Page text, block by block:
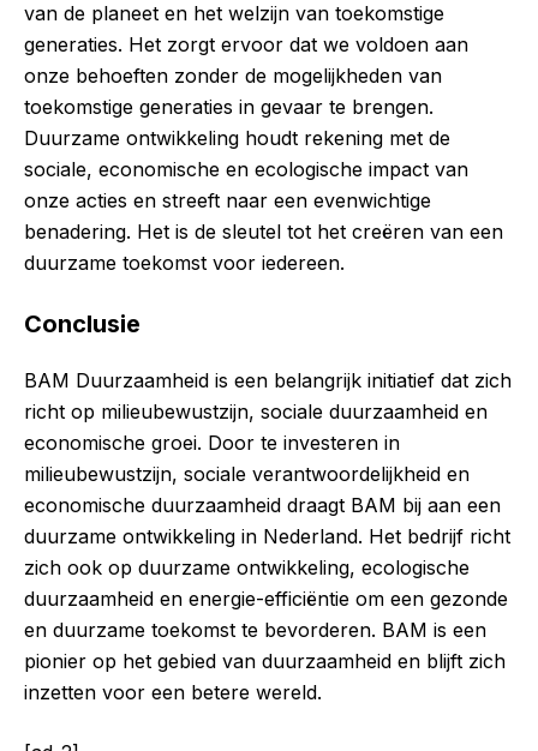
van de planeet en het welzijn van toekomstige
generaties. Het zorgt ervoor dat we voldoen aan
onze behoeften zonder de mogelijkheden van
toekomstige generaties in gevaar te brengen.
Duurzame ontwikkeling houdt rekening met de
sociale, economische en ecologische impact van
onze acties en streeft naar een evenwichtige
benadering. Het is de sleutel tot het creëren van een
duurzame toekomst voor iedereen.
Conclusie
BAM Duurzaamheid is een belangrijk initiatief dat zich
richt op milieubewustzijn, sociale duurzaamheid en
economische groei. Door te investeren in
milieubewustzijn, sociale verantwoordelijkheid en
economische duurzaamheid draagt BAM bij aan een
duurzame ontwikkeling in Nederland. Het bedrijf richt
zich ook op duurzame ontwikkeling, ecologische
duurzaamheid en energie-efficiëntie om een gezonde
en duurzame toekomst te bevorderen. BAM is een
pionier op het gebied van duurzaamheid en blijft zich
inzetten voor een betere wereld.